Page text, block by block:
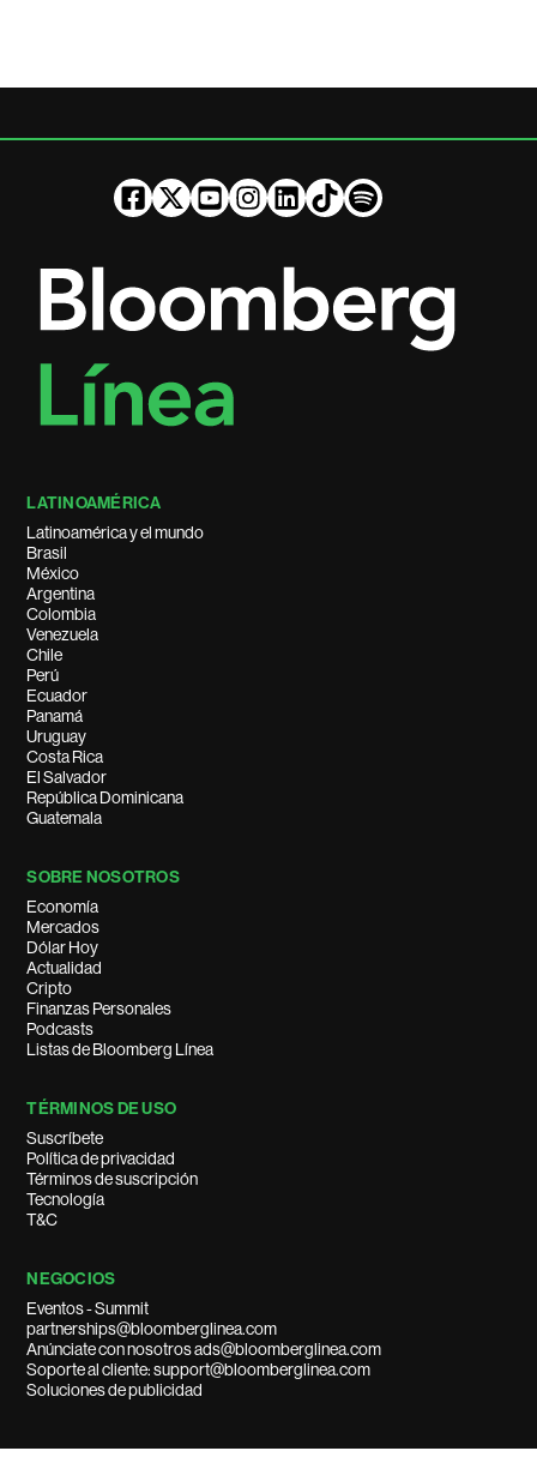
LATINOAMÉRICA
Latinoamérica y el mundo
Brasil
México
Argentina
Colombia
Venezuela
Chile
Perú
Ecuador
Panamá
Uruguay
Costa Rica
El Salvador
República Dominicana
Guatemala
SOBRE NOSOTROS
Economía
Mercados
Dólar Hoy
Actualidad
Cripto
Finanzas Personales
Podcasts
Listas de Bloomberg Línea
TÉRMINOS DE USO
Suscríbete
Política de privacidad
Términos de suscripción
Tecnología
T&C
NEGOCIOS
Eventos - Summit
partnerships@bloomberglinea.com
Anúnciate con nosotros ads@bloomberglinea.com
Soporte al cliente: support@bloomberglinea.com
Soluciones de publicidad